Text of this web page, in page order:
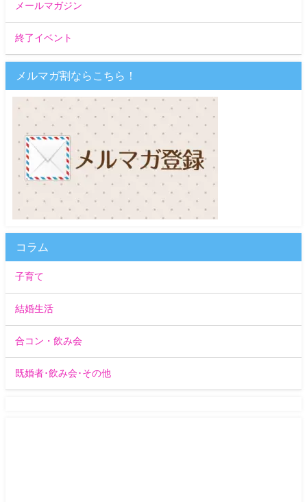
メールマガジン
終了イベント
メルマガ割ならこちら！
コラム
子育て
結婚生活
合コン・飲み会
既婚者･飲み会･その他